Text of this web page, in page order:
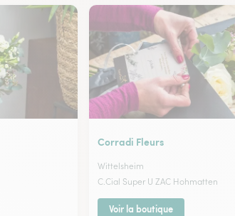
Corradi Fleurs
Wittelsheim
C.Cial Super U ZAC Hohmatten
Voir la boutique